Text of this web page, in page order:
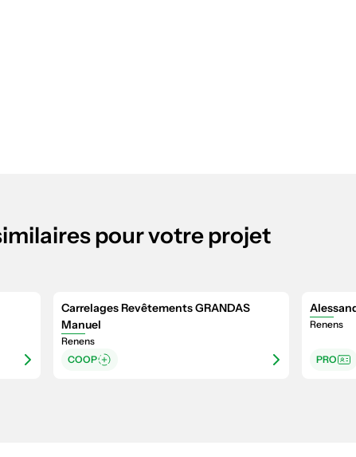
pour votre projet
Carrelages Revêtements GRANDAS
Manuel
Renens
COOP
Renens
PRO